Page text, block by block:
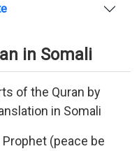
in Somali
of the Quran by
in Somali
(peace be